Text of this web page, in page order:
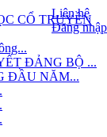
Liên hệ
Đăng nhập
CỔ TRUYỀN
ĐẢNG BỘ ...
ĐẦU NĂM...